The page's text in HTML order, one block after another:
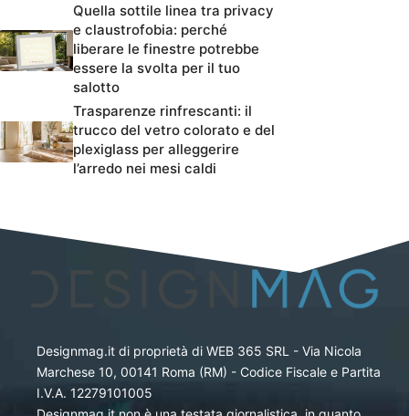
Quella sottile linea tra privacy
e claustrofobia: perché
liberare le finestre potrebbe
essere la svolta per il tuo
salotto
Trasparenze rinfrescanti: il
trucco del vetro colorato e del
plexiglass per alleggerire
l’arredo nei mesi caldi
Designmag.it di proprietà di WEB 365 SRL - Via Nicola
Marchese 10, 00141 Roma (RM) - Codice Fiscale e Partita
I.V.A. 12279101005